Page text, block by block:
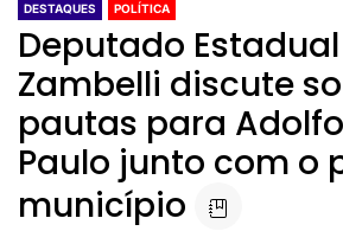
DESTAQUES POLÍTICA
Deputado
Zambelli discute
pautas para
Paulo junto com o
município